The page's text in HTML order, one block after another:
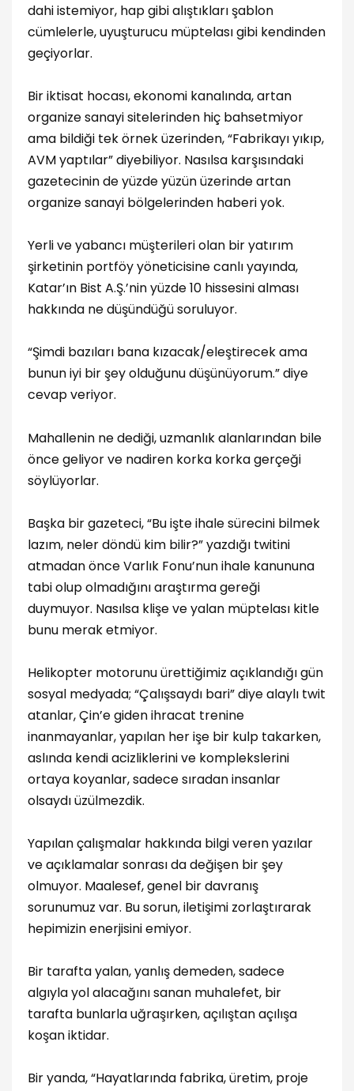
dahi istemiyor, hap gibi alıştıkları şablon
cümlelerle, uyuşturucu müptelası gibi kendinden
geçiyorlar.
Bir iktisat hocası, ekonomi kanalında, artan
organize sanayi sitelerinden hiç bahsetmiyor
ama bildiği tek örnek üzerinden, “Fabrikayı yıkıp,
AVM yaptılar” diyebiliyor. Nasılsa karşısındaki
gazetecinin de yüzde yüzün üzerinde artan
organize sanayi bölgelerinden haberi yok.
Yerli ve yabancı müşterileri olan bir yatırım
şirketinin portföy yöneticisine canlı yayında,
Katar’ın Bist A.Ş.’nin yüzde 10 hissesini alması
hakkında ne düşündüğü soruluyor.
“Şimdi bazıları bana kızacak/eleştirecek ama
bunun iyi bir şey olduğunu düşünüyorum.” diye
cevap veriyor.
Mahallenin ne dediği, uzmanlık alanlarından bile
önce geliyor ve nadiren korka korka gerçeği
söylüyorlar.
Başka bir gazeteci, “Bu işte ihale sürecini bilmek
lazım, neler döndü kim bilir?” yazdığı twitini
atmadan önce Varlık Fonu’nun ihale kanununa
tabi olup olmadığını araştırma gereği
duymuyor. Nasılsa klişe ve yalan müptelası kitle
bunu merak etmiyor.
Helikopter motorunu ürettiğimiz açıklandığı gün
sosyal medyada; “Çalışsaydı bari” diye alaylı twit
atanlar, Çin’e giden ihracat trenine
inanmayanlar, yapılan her işe bir kulp takarken,
aslında kendi acizliklerini ve komplekslerini
ortaya koyanlar, sadece sıradan insanlar
olsaydı üzülmezdik.
Yapılan çalışmalar hakkında bilgi veren yazılar
ve açıklamalar sonrası da değişen bir şey
olmuyor. Maalesef, genel bir davranış
sorunumuz var. Bu sorun, iletişimi zorlaştırarak
hepimizin enerjisini emiyor.
Bir tarafta yalan, yanlış demeden, sadece
algıyla yol alacağını sanan muhalefet, bir
tarafta bunlarla uğraşırken, açılıştan açılışa
koşan iktidar.
Bir yanda, “Hayatlarında fabrika, üretim, proje